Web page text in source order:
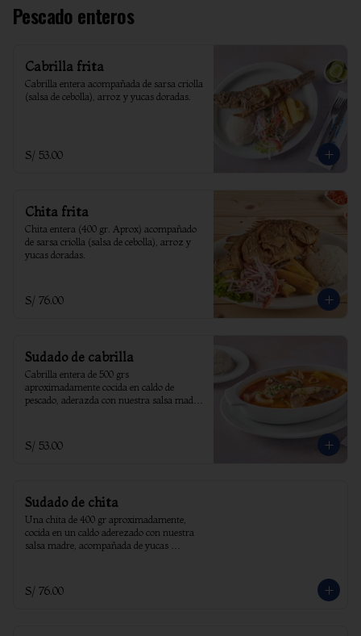
Pescado enteros
Cabrilla frita
Cabrilla entera acompañada de sarsa criolla
(salsa de cebolla), arroz y yucas doradas.
S/ 53.00
Chita frita
Chita entera (400 gr. Aprox) acompañado
de sarsa criolla (salsa de cebolla), arroz y
yucas doradas.
S/ 76.00
Sudado de cabrilla
Cabrilla entera de 500 grs
aproximadamente cocida en caldo de
pescado, aderazda con nuestra salsa madre
S/ 53.00
Sudado de chita
Una chita de 400 gr aproximadamente,
cocida en un caldo aderezado con nuestra
salsa madre, acompañada de yucas
S/ 76.00